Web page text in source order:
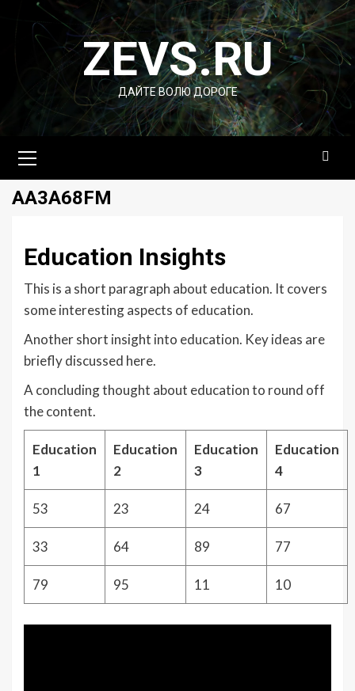
Перейти
содержимомуZEVS.RU
ДАЙТЕ ВОЛЮ ДОРОГЕ
меню
AA3A68FM
Education Insights
This is a short paragraph about education. It covers
some interesting aspects of education.
Another short insight into education. Key ideas are
briefly discussed here.
A concluding thought about education to round off
the content.
Education
1
Education
2
Education
3
Education
4
53 23 24 67
33 64 89 77
79 95 11 10